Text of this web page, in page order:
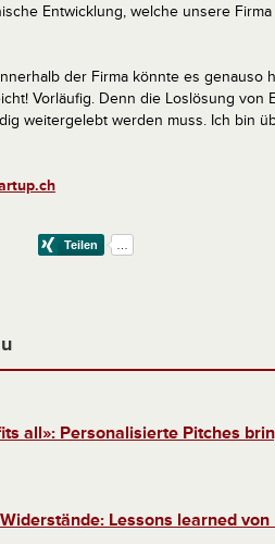
Entwicklung, welche unsere
der Firma könnte es genauso
Vorläufig. Denn die Loslösung von
weitergelebt werden muss. Ich bin
all»: Personalisierte Pitches
Lessons learned